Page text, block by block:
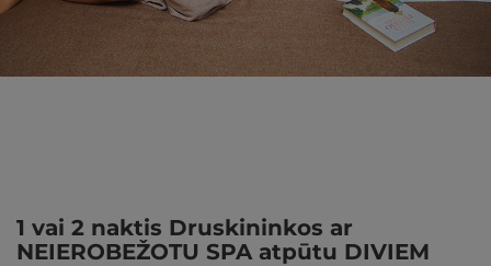
1 vai 2 naktis Druskininkos ar
NEIEROBEŽOTU SPA atpūtu DIVIEM